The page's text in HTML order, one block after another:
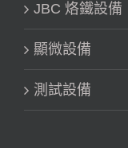
JBC 烙鐵設備
顯微設備
測試設備